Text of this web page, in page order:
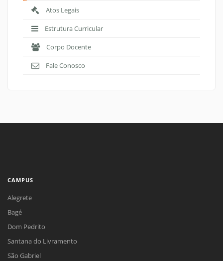
Atos Legais
Estrutura Curricular
Corpo Docente
Fale Conosco
CAMPUS
Alegrete
Bagé
Dom Pedrito
Santana do Livramento
São Gabriel